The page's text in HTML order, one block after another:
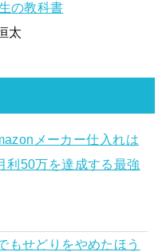
の教科書
太
メーカー仕入れは
利50万を達成する最強
もせどりをやめたほう